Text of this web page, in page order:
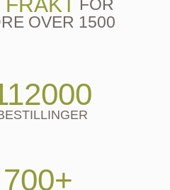
FOR
OVER 1500
700+